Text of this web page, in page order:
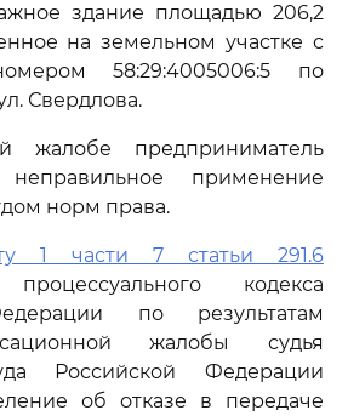
здание площадью 206,2
на земельном участке с
58:29:4005006:5 по
Свердлова.
жалобе предприниматель
применение
норм права.
1 части 7 статьи 291.6
кодекса
по результатам
жалобы судья
Российской Федерации
об отказе в передаче